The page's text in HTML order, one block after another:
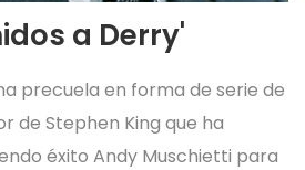
a Derry'
precuela en forma de serie de
de Stephen King que ha
éxito Andy Muschietti para